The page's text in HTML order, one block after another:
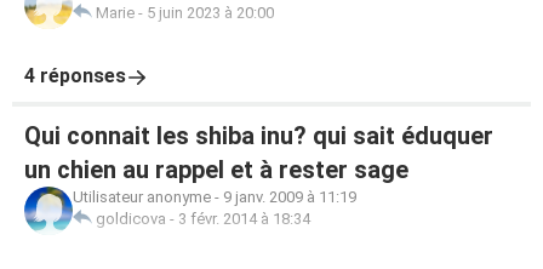
Marie - 5 juin 2023 à 20:00
4 réponses
Qui connait les shiba inu? qui sait éduquer
un chien au rappel et à rester sage
Utilisateur anonyme - 9 janv. 2009 à 11:19
goldicova - 3 févr. 2014 à 18:34